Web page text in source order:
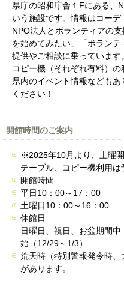
県庁の昭和庁舎１Fにある、
いう施設です。情報はコーデ
NPO法人とボランティアの
を始めてみたい」「ボラン
提供やご相談に乗っています
コピー機（それぞれ有料）の
県内のイベント情報なども
ください！
開館時間のご案内
※2025年10月より、土曜
テーブル、コピー機利用は
開館時間
平日10：00～17：00
土曜日10：00～16：00
休館日
日曜日、祝日、お盆期間
始（12/29～1/3）
荒天時（特別警報発令時
があります。